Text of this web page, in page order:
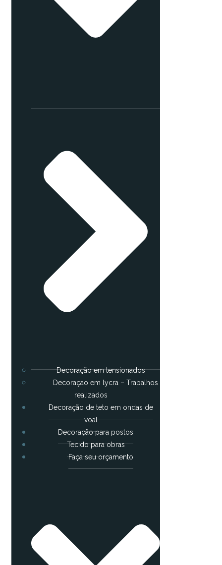
Decoração em tensionados
Decoraçao em lycra – Trabalhos
realizados
Decoração de teto em ondas de
voal
Decoração para postos
Tecido para obras
Faça seu orçamento